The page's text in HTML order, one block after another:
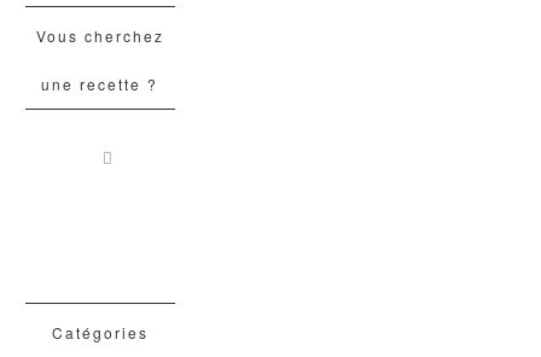
Vous cherchez
une recette ?
Catégories